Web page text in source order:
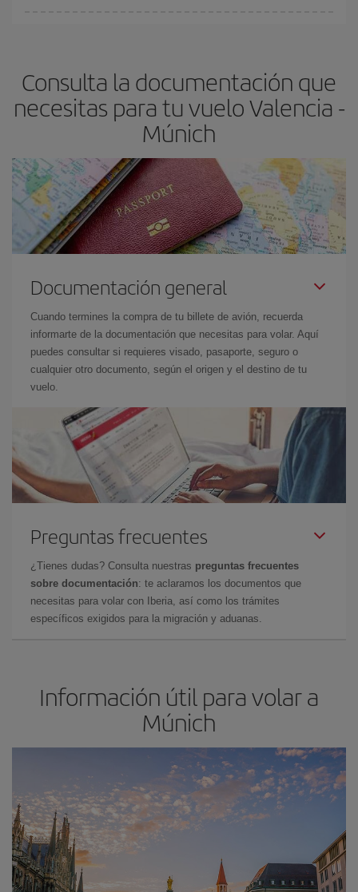
Consulta la documentación que
necesitas para tu vuelo Valencia -
Múnich
Documentación general
Cuando termines la compra de tu billete de avión, recuerda
informarte de la documentación que necesitas para volar. Aquí
puedes consultar si requieres visado, pasaporte, seguro o
cualquier otro documento, según el origen y el destino de tu
vuelo.
Preguntas frecuentes
¿Tienes dudas? Consulta nuestras preguntas frecuentes
sobre documentación: te aclaramos los documentos que
necesitas para volar con Iberia, así como los trámites
específicos exigidos para la migración y aduanas.
Información útil para volar a
Múnich